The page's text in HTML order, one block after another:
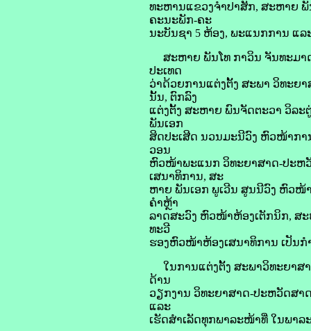
ທະຫານແຂວງຈຳປາສັກ, ສະຫາຍ
ຄະນະພັກ-ຄະ
ນະບັນຊາ 5 ຫ້ອງ, ພະແນກການ ແລ
ສະຫາຍ ພັນໂທ ກາວິນ ຈັນທະມາ
ປະເທດ
ວ່າດ້ວຍການແຕ່ງຕັ້ງ ສະພາ ວິທະຍ
ນັ້ນ, ຕົກລົງ
ແຕ່ງຕັ້ງ ສະຫາຍ ພົນຈັດຕະວາ ວິລ
ພັນເອກ
ສິດປະເສີດ ນວນມະນີວົງ ຫົວໜ້າກາ
ວອນ
ຫົວໜ້າພະແນກ ວິທະຍາສາດ-ປະຫ
ເສນາທິການ, ສະ
ຫາຍ ພັນເອກ ພູເວີນ ສູນນີວົງ ຫົວໜ້
ຄໍາຫຼ້າ
ລາດສະວົງ ຫົວໜ້າຫ້ອງເຕັກນິກ, ສ
ທະວີ
ຮອງຫົວໜ້າຫ້ອງເສນາທິການ ເປັນກໍ
ໃນການແຕ່ງຕັ້ງ ສະພາວິທະຍາສ
ດ້ານ
ວຽກງານ ວິທະຍາສາດ-ປະຫວັດສ
ແລະ
ເຮັດສຳເລັດທຸກພາລະໜ້າທີ່ ໃນພາລ